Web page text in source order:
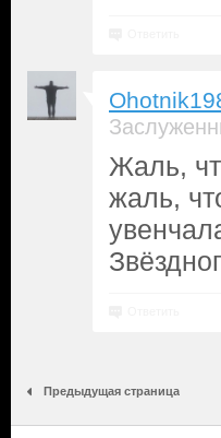
Жаль,
жаль,
Предыдущая страница